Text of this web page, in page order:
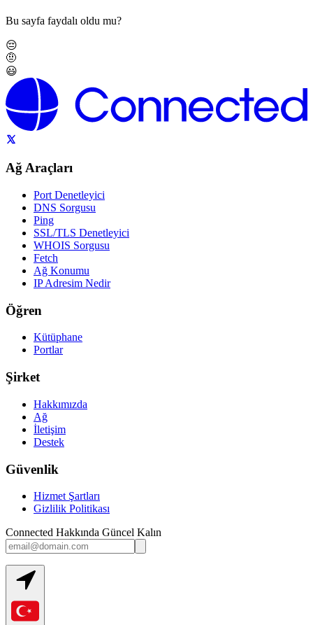
Bu sayfa faydalı oldu mu?
😔
🤨
😃
Ağ Araçları
Port Denetleyici
DNS Sorgusu
Ping
SSL/TLS Denetleyici
WHOIS Sorgusu
Fetch
Ağ Konumu
IP Adresim Nedir
Öğren
Kütüphane
Portlar
Şirket
Hakkımızda
Ağ
İletişim
Destek
Güvenlik
Hizmet Şartları
Gizlilik Politikası
Connected Hakkında Güncel Kalın